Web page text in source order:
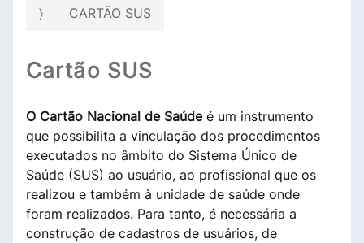
CARTÃO SUS
Cartão SUS
O Cartão Nacional de Saúde é um instrumento
que possibilita a vinculação dos procedimentos
executados no âmbito do Sistema Único de
Saúde (SUS) ao usuário, ao profissional que os
realizou e também à unidade de saúde onde
foram realizados. Para tanto, é necessária a
construção de cadastros de usuários, de